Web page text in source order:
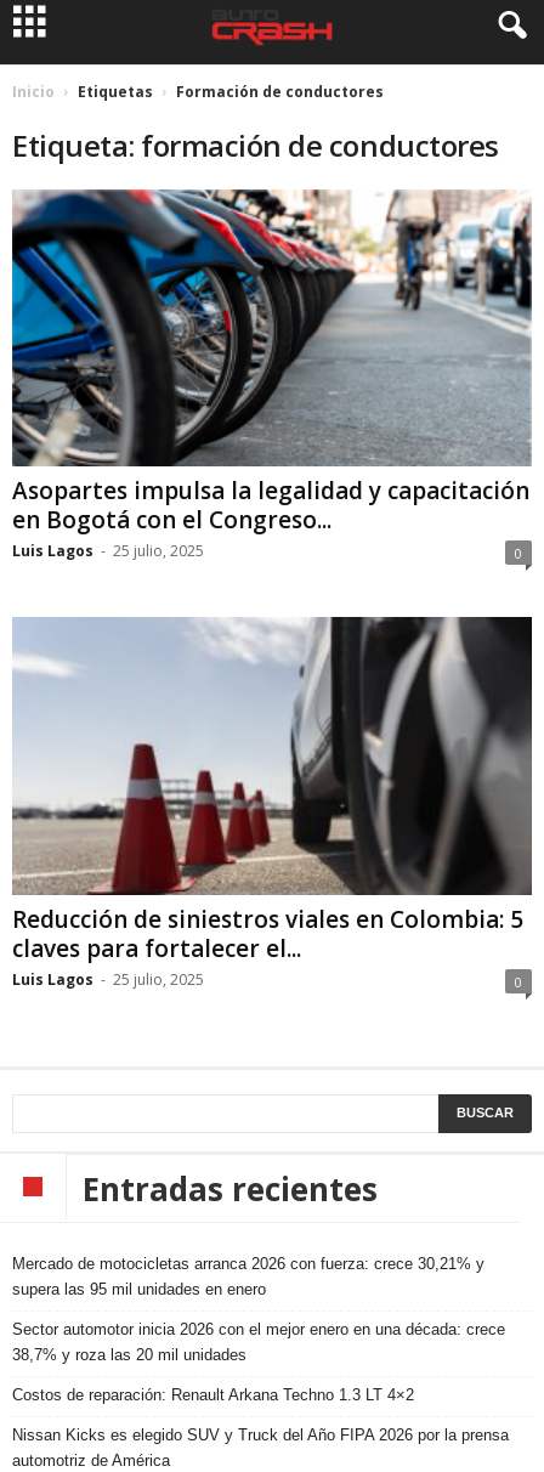
Inicio Etiquetas Formación de conductores
Etiqueta: formación de conductores
Asopartes impulsa la legalidad y capacitación
en Bogotá con el Congreso...
Luis Lagos - 25 julio, 2025 0
Reducción de siniestros viales en Colombia: 5
claves para fortalecer el...
Luis Lagos - 25 julio, 2025 0
Entradas recientes
Mercado de motocicletas arranca 2026 con fuerza: crece 30,21% y
supera las 95 mil unidades en enero
Sector automotor inicia 2026 con el mejor enero en una década: crece
38,7% y roza las 20 mil unidades
Costos de reparación: Renault Arkana Techno 1.3 LT 4×2
Nissan Kicks es elegido SUV y Truck del Año FIPA 2026 por la prensa
automotriz de América